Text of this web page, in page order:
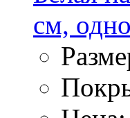
см,